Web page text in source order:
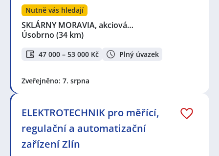
Nutně vás hledají
SKLÁRNY MORAVIA, akciová…
Úsobrno (34 km)
47 000 – 53 000 Kč Plný úvazek
Zveřejněno: 7. srpna
ELEKTROTECHNIK pro měřící,
regulační a automatizační
zařízení Zlín